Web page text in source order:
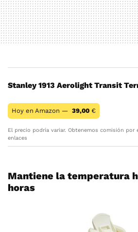
Stanley 1913 Aerolight Transit
Hoy en Amazon — 39,00 €
El precio podría variar. Obtenemos comisión por
enlaces
Mantiene la temperatura
horas